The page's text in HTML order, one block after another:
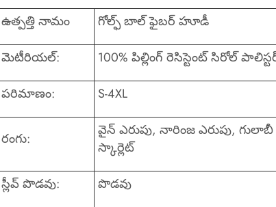
ఉత్పత్తి నామం గోల్ఫ్ బాల్ ఫైబర్ హూడీ
మెటీరియల్: 100% పిల్లింగ్ రెసిస్టెంట్ సిరోల్
పరిమాణం: S-4XL
రంగు:
వైన్ ఎరుపు, నారింజ ఎరుపు,
స్కార్లెట్
స్లీవ్ పొడవు: పొడవు